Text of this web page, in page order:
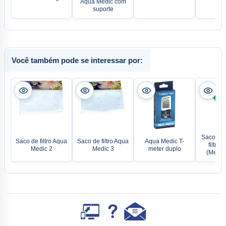
Aqua Medic com
suporte
Você também pode se interessar por:
Saco de filtro Aqua
Medic 2
Saco de filtro Aqua
Medic 3
Aqua Medic T-
meter duplo
Saco de
filtro
(Meia